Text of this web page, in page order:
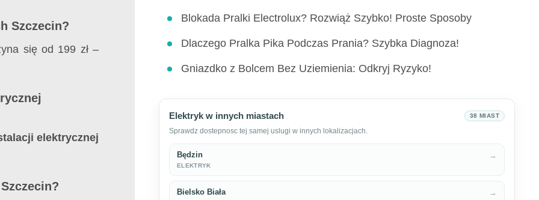
Szczecin?
się od 199 zł –
elektrycznej
Blokada Pralki Electrolux? Rozwiąż Szybko! Proste Sposoby
Dlaczego Pralka Pika Podczas Prania? Szybka Diagnoza!
Gniazdko z Bolcem Bez Uziemienia: Odkryj Ryzyko!
Elektryk w innych miastach 38 MIAST
Sprawdz dostepnosc tej samej uslugi w innych lokalizacjach.
Będzin
ELEKTRYK
→
Bielsko Biała →